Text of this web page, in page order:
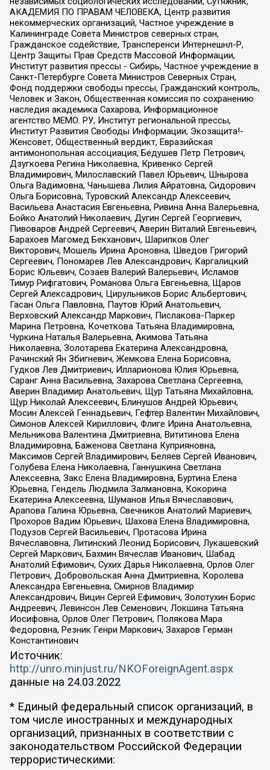
АКАДЕМИЯ ПО ПРАВАМ ЧЕЛОВЕКА, Центр развития
некоммерческих организаций, Частное учреждение в
Калининграде Совета Министров северных стран,
Гражданское содействие, Трансперенси Интернешнл-Р,
Центр Защиты Прав Средств Массовой Информации,
Институт развития прессы - Сибирь, Частное учреждение в
Санкт-Петербурге Совета Министров Северных Стран,
Фонд поддержки свободы прессы, Гражданский контроль,
Человек и Закон, Общественная комиссия по сохранению
наследия академика Сахарова, Информационное
агентство МЕМО. РУ, Институт региональной прессы,
Институт Развития Свободы Информации, Экозащита!-
Женсовет, Общественный вердикт, Евразийская
антимонопольная ассоциация, Бедушев Петр Петрович,
Дзугкоева Регина Николаевна, Кривенко Сергей
Владимирович, Милославский Павел Юрьевич, Шнырова
Ольга Вадимовна, Чанышева Лилия Айратовна, Сидорович
Ольга Борисовна, Туровский Александр Алексеевич,
Васильева Анастасия Евгеньевна, Ривина Анна Валерьевна,
Бойко Анатолий Николаевич, Дугин Сергей Георгиевич,
Пивоваров Андрей Сергеевич, Аверин Виталий Евгеньевич,
Барахоев Магомед Бекханович, Шарипков Олег
Викторович, Мошель Ирина Ароновна, Шведов Григорий
Сергеевич, Пономарев Лев Александрович, Каргалицкий
Борис Юльевич, Созаев Валерий Валерьевич, Исламов
Тимур Рифгатович, Романова Ольга Евгеньевна, Щаров
Сергей Алексадрович, Цирульников Борис Альбертович,
Гасан Ольга Павловна, Паутов Юрий Анатольевич,
Верховский Александр Маркович, Пислакова-Паркер
Марина Петровна, Кочеткова Татьяна Владимировна,
Чуркина Наталья Валерьевна, Акимова Татьяна
Николаевна, Золотарева Екатерина Александровна,
Рачинский Ян Збигневич, Жемкова Елена Борисовна,
Гудков Лев Дмитриевич, Илларионова Юлия Юрьевна,
Саранг Анна Васильевна, Захарова Светлана Сергеевна,
Аверин Владимир Анатольевич, Щур Татьяна Михайловна,
Щур Николай Алексеевич, Блинушов Андрей Юрьевич,
Мосин Алексей Геннадьевич, Гефтер Валентин Михайлович,
Симонов Алексей Кириллович, Флиге Ирина Анатольевна,
Мельникова Валентина Дмитриевна, Вититинова Елена
Владимировна, Баженова Светлана Куприяновна,
Максимов Сергей Владимирович, Беляев Сергей Иванович,
Голубева Елена Николаевна, Ганнушкина Светлана
Алексеевна, Закс Елена Владимировна, Буртина Елена
Юрьевна, Гендель Людмила Залмановна, Кокорина
Екатерина Алексеевна, Шуманов Илья Вячеславович,
Арапова Галина Юрьевна, Свечников Анатолий Мариевич,
Прохоров Вадим Юрьевич, Шахова Елена Владимировна,
Подузов Сергей Васильевич, Протасова Ирина
Вячеславовна, Литинский Леонид Борисович, Лукашевский
Сергей Маркович, Бахмин Вячеслав Иванович, Шабад
Анатолий Ефимович, Сухих Дарья Николаевна, Орлов Олег
Петрович, Добровольская Анна Дмитриевна, Королева
Александра Евгеньевна, Смирнов Владимир
Александрович, Вицин Сергей Ефимович, Золотухин Борис
Андреевич, Левинсон Лев Семенович, Локшина Татьяна
Иосифовна, Орлов Олег Петрович, Полякова Мара
Федоровна, Резник Генри Маркович, Захаров Герман
Константинович
Источник:
http://unro.minjust.ru/NKOForeignAgent.aspx
данные на 24.03.2022
* Единый федеральный список организаций, в
том числе иностранных и международных
организаций, признанных в соответствии с
законодательством Российской Федерации
террористическими: